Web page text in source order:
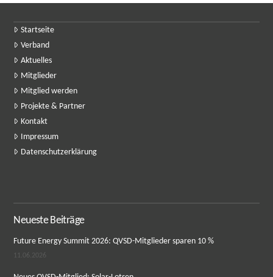
Startseite
Verband
Aktuelles
Mitglieder
Mitglied werden
Projekte & Partner
Kontakt
Impressum
Datenschutzerklärung
Neueste Beiträge
Future Energy Summit 2026: QVSD-Mitglieder sparen 10 %
11.06.2026